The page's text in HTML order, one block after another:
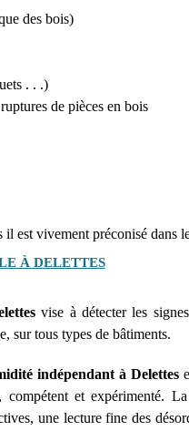
des bois)
. . .)
de pièces en bois
il est vivement préconisé dans
À DELETTES
vise à détecter les
sur tous types de bâtiments.
indépendant à Delettes
et expérimenté.
une lecture fine des